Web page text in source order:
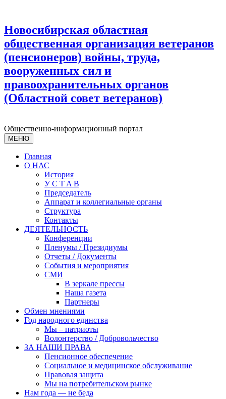
Новосибирская областная
общественная организация ветеранов
(пенсионеров) войны, труда,
вооруженных сил и
правоохранительных органов
(Областной совет ветеранов)
Общественно-информационный портал
МЕНЮ
Главная
О НАС
История
У С T A B
Председатель
Аппарат и коллегиальные органы
Структура
Контакты
ДЕЯТЕЛЬНОСТЬ
Конференции
Пленумы / Президиумы
Отчеты / Документы
События и мероприятия
СМИ
В зеркале прессы
Наша газета
Партнеры
Обмен мнениями
Год народного единства
Мы – патриоты
Волонтерство / Добровольчество
ЗА НАШИ ПРАВА
Пенсионное обеспечение
Социальное и медицинское обслуживание
Правовая защита
Мы на потребительском рынке
Нам года — не беда